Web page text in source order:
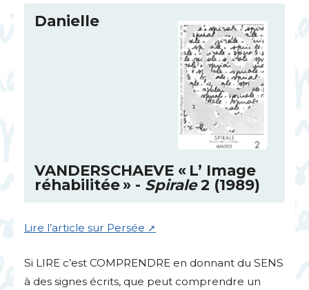
Danielle
VANDERSCHAEVE « L’ Image
réhabilitée» - Spirale2 (1989)
Lire l’article sur Persée
Si LIRE c’est COMPRENDRE en donnant du SENS
à des signes écrits, que peut comprendre un